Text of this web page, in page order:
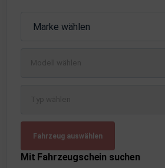
Marke wählen
Fahrzeug auswählen
Mit Fahrzeugschein suchen